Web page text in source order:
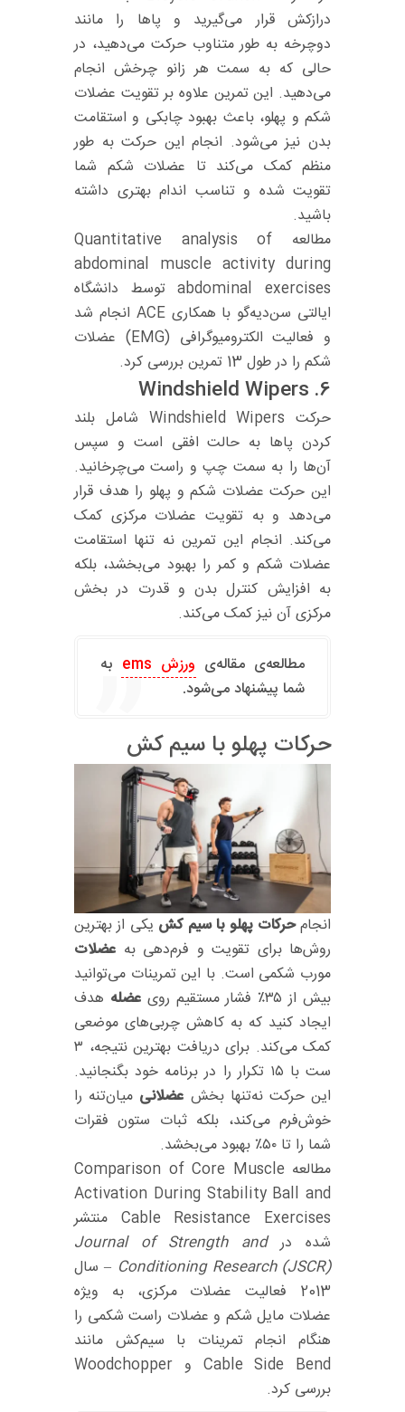
درازکش قرار می‌گیرید و پاها را مانند
دوچرخه به طور متناوب حرکت می‌دهید، در
حالی که به سمت هر زانو چرخش انجام
می‌دهید. این تمرین علاوه بر تقویت عضلات
شکم و پهلو، باعث بهبود چابکی و استقامت
بدن نیز می‌شود. انجام این حرکت به طور
منظم کمک می‌کند تا عضلات شکم شما
تقویت شده و تناسب اندام بهتری داشته
باشید.
مطالعه Quantitative analysis of
abdominal muscle activity during
abdominal exercises توسط دانشگاه
ایالتی سن‌دیه‌گو با همکاری ACE انجام شد
و فعالیت الکترومیوگرافی (EMG) عضلات
شکم را در طول 13 تمرین بررسی کرد.
6.
Windshield Wipers
حرکت Windshield Wipers شامل بلند
کردن پاها به حالت افقی است و سپس
آن‌ها را به سمت چپ و راست می‌چرخانید.
این حرکت عضلات شکم و پهلو را هدف قرار
می‌دهد و به تقویت عضلات مرکزی کمک
می‌کند. انجام این تمرین نه تنها استقامت
عضلات شکم و کمر را بهبود می‌بخشد، بلکه
به افزایش کنترل بدن و قدرت در بخش
مرکزی آن نیز کمک می‌کند.
مطالعه‌ی مقاله‌ی ورزش ems
به
شما پیشنهاد می‌شود.
حرکات پهلو با سیم کش
انجامحرکات پهلو با سیم کش یکی از بهترین
روش‌ها برای تقویت و فرم‌دهی به عضلات
مورب شکمی است. با این تمرینات می‌توانید
بیش از ۳۵٪ فشار مستقیم روی
عضله هدف
ایجاد کنید که به کاهش چربی‌های موضعی
کمک می‌کند. برای دریافت بهترین نتیجه، ۳
ست با ۱۵ تکرار را در برنامه خود بگنجانید.
این حرکت نه‌تنها بخش عضلانی میان‌تنه را
خوش‌فرم می‌کند، بلکه ثبات ستون فقرات
شما را تا ۵۰٪ بهبود می‌بخشد.
مطالعه Comparison of Core Muscle
Activation During Stability Ball and
Cable Resistance Exercises منتشر
شده درJournal of Strength and
Conditioning Research (JSCR) – سال
2013 فعالیت عضلات مرکزی، به‌ ویژه
عضلات مایل شکم و عضلات راست شکمی را
هنگام انجام تمرینات با سیم‌کش مانند
Cable Side Bend و Woodchopper
بررسی کرد.